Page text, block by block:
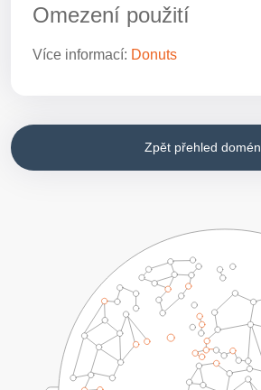
Omezení použití
Více informací: Donuts
Zpět přehled domén